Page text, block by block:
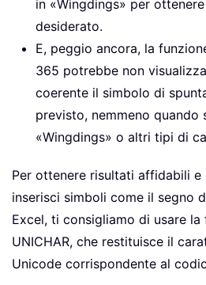
in «Wingdings» per
desiderato.
E, peggio ancora, la
365 potrebbe non
coerente il simbolo di
previsto, nemmeno quando
«Wingdings» o altri tipi di
Per ottenere risultati affidabili e
inserisci simboli come il segno
Excel, ti consigliamo di usare la
UNICHAR, che restituisce il
Unicode corrispondente al